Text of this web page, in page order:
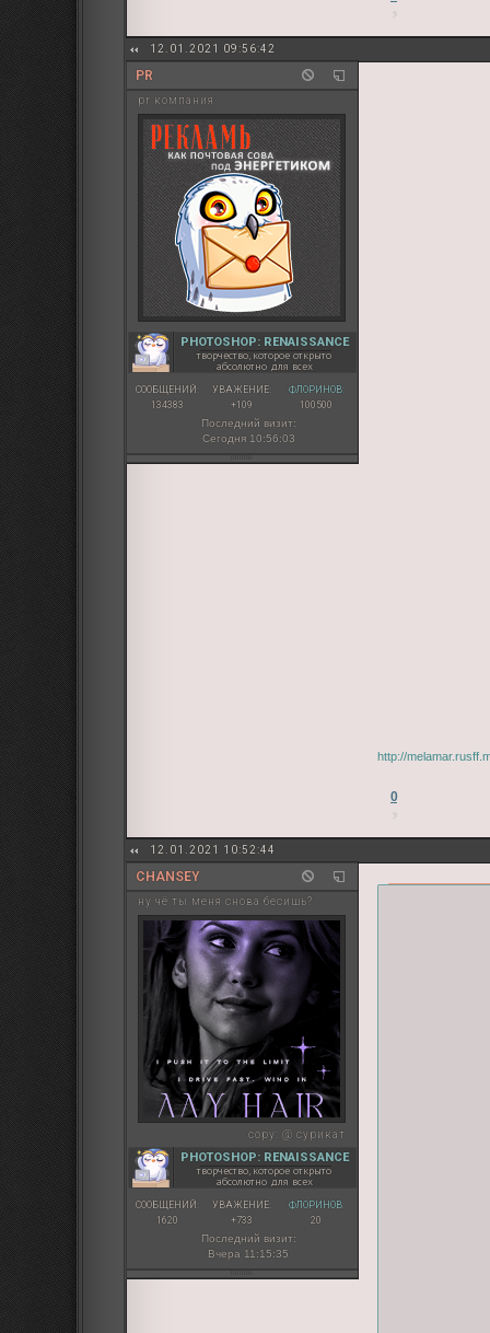
12.01.2021 09:56:42
PR
pr компания
PHOTOSHOP: RENAISSANCE
творчество, которое открыто
абсолютно для всех
СООБЩЕНИЙ:
134383
УВАЖЕНИЕ:
+109
ФЛОРИНОВ:
100500
Последний визит:
Сегодня 10:56:03
http://
0
12.01.2021 10:52:44
CHANSEY
ну чё ты меня снова бесишь?
copy: @ сурикат
PHOTOSHOP: RENAISSANCE
творчество, которое открыто
абсолютно для всех
СООБЩЕНИЙ:
1620
УВАЖЕНИЕ:
+733
ФЛОРИНОВ:
20
Последний визит:
Вчера 11:15:35